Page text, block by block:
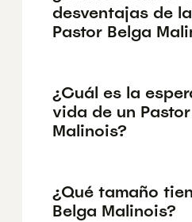
desventajas de
Pastor Belga
¿Cuál es la
vida de un
Malinois?
¿Qué tamaño
Belga Malinois?